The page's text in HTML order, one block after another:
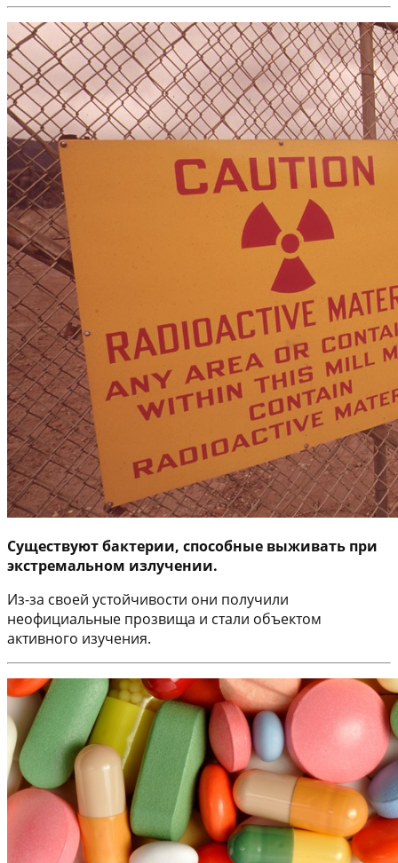
Существуют бактерии, способные выживать при
экстремальном излучении.
Из-за своей устойчивости они получили
неофициальные прозвища и стали объектом
активного изучения.